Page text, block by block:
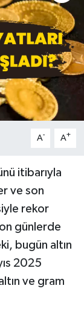
A- A+
itibarıyla
ve son
rekor
günlerde
bugün altın
2025
ve gram